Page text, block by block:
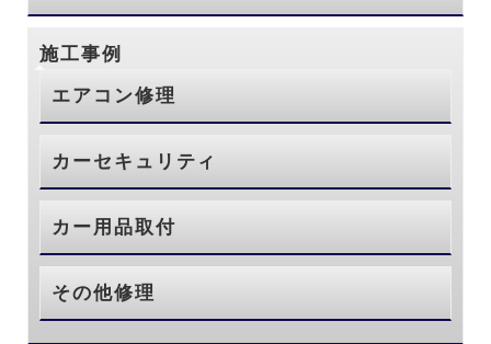
施工事例
エアコン修理
カーセキュリティ
カー用品取付
その他修理